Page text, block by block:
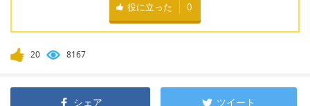
役に立った 0
20 8167
シェア ツイート